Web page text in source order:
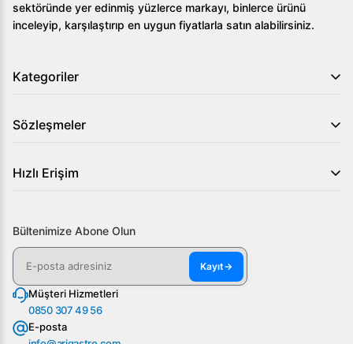
sektöründe yer edinmiş yüzlerce markayı, binlerce ürünü
inceleyip, karşılaştırıp en uygun fiyatlarla satın alabilirsiniz.
Kategoriler
Sözleşmeler
Hızlı Erişim
Bültenimize Abone Olun
Kayıt→
Müşteri Hizmetleri
0850 307 49 56
E-posta